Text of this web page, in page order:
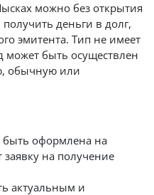
можно без открытия
деньги в долг,
эмитента. Тип не имеет
быть осуществлен
обычную или
быть оформлена на
на получение
актуальным и